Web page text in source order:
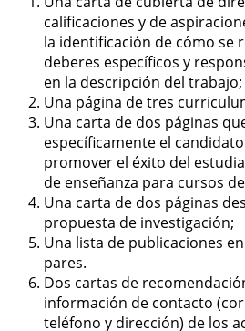
calificaciones y de
la identificación de cómo se
deberes específicos y
en la descripción del trabajo;
Una página de tres
Una carta de dos páginas
específicamente el
promover el éxito del
de enseñanza para cursos
Una carta de dos páginas
propuesta de investigación;
Una lista de publicaciones
pares.
Dos cartas de
información de contacto
teléfono y dirección) de los